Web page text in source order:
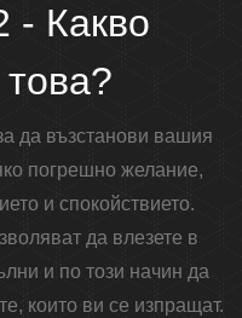
- Какво
да възстанови вашия
погрешно желание,
и спокойствието.
да влезете в
и по този начин да
които ви се изпращат.